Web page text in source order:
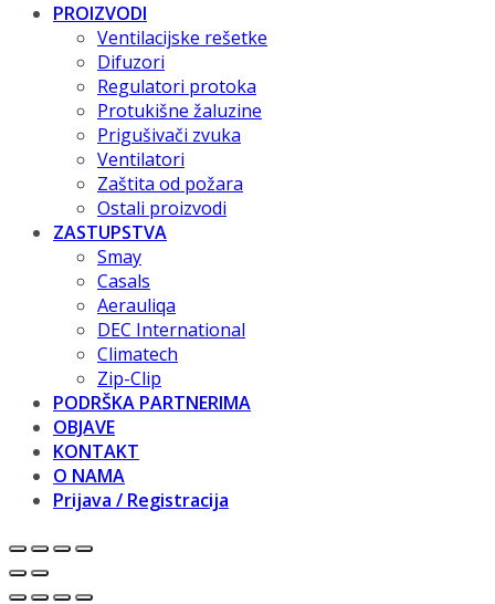
PROIZVODI
Ventilacijske rešetke
Difuzori
Regulatori protoka
Protukišne žaluzine
Prigušivači zvuka
Ventilatori
Zaštita od požara
Ostali proizvodi
ZASTUPSTVA
Smay
Casals
Aerauliqa
DEC International
Climatech
Zip-Clip
PODRŠKA PARTNERIMA
OBJAVE
KONTAKT
O NAMA
Prijava / Registracija